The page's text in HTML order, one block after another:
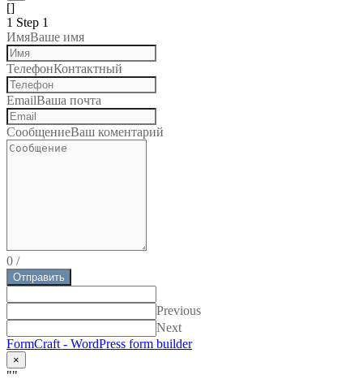
[]
1 Step 1
ИмяВаше имя
ТелефонКонтактный
EmailВаша почта
СообщениеВаш коментарий
0 /
Отправить
Previous
Next
FormCraft - WordPress form builder
×
""